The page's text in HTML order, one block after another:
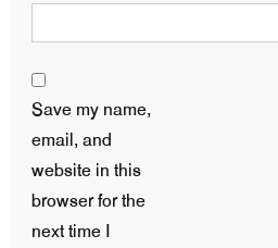
Save my name,
email, and
website in this
browser for the
next time I